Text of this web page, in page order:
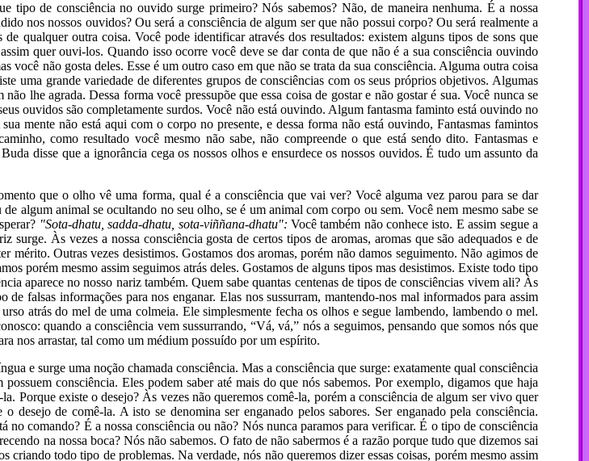
tipo de consciência no ouvido surge primeiro? Nós sabemos? Não, de maneira nenhuma. É a nossa
nos nossos ouvidos? Ou será a consciência de algum ser que não possui corpo? Ou será realmente a
qualquer outra coisa. Você pode identificar através dos resultados: existem alguns tipos de sons que
quer ouvi-los. Quando isso ocorre você deve se dar conta de que não é a sua consciência ouvindo
não gosta deles. Esse é um outro caso em que não se trata da sua consciência. Alguma outra coisa
uma grande variedade de diferentes grupos de consciências com os seus próprios objetivos. Algumas
lhe agrada. Dessa forma você pressupõe que essa coisa de gostar e não gostar é sua. Você nunca se
ouvidos são completamente surdos. Você não está ouvindo. Algum fantasma faminto está ouvindo no
mente não está aqui com o corpo no presente, e dessa forma não está ouvindo, Fantasmas famintos
como resultado você mesmo não sabe, não compreende o que está sendo dito. Fantasmas e
disse que a ignorância cega os nossos olhos e ensurdece os nossos ouvidos. É tudo um assunto da
que o olho vê uma forma, qual é a consciência que vai ver? Você alguma vez parou para se dar
algum animal se ocultando no seu olho, se é um animal com corpo ou sem. Você nem mesmo sabe se
"Sota-dhatu, sadda-dhatu, sota-viññana-dhatu": Você também não conhece isto. E assim segue a
surge. Às vezes a nossa consciência gosta de certos tipos de aromas, aromas que são adequados e de
mérito. Outras vezes desistimos. Gostamos dos aromas, porém não damos seguimento. Não agimos de
porém mesmo assim seguimos atrás deles. Gostamos de alguns tipos mas desistimos. Existe todo tipo
aparece no nosso nariz também. Quem sabe quantas centenas de tipos de consciências vivem ali? Às
falsas informações para nos enganar. Elas nos sussurram, mantendo-nos mal informados para assim
atrás do mel de uma colmeia. Ele simplesmente fecha os olhos e segue lambendo, lambendo o mel.
quando a consciência vem sussurrando, “Vá, vá,” nós a seguimos, pensando que somos nós que
nos arrastar, tal como um médium possuído por um espírito.
e surge uma noção chamada consciência. Mas a consciência que surge: exatamente qual consciência
consciência. Eles podem saber até mais do que nós sabemos. Por exemplo, digamos que haja
Porque existe o desejo? Às vezes não queremos comê-la, porém a consciência de algum ser vivo quer
desejo de comê-la. A isto se denomina ser enganado pelos sabores. Ser enganado pela consciência.
comando? É a nossa consciência ou não? Nós nunca paramos para verificar. É o tipo de consciência
na nossa boca? Nós não sabemos. O fato de não sabermos é a razão porque tudo que dizemos sai
todo tipo de problemas. Na verdade, nós não queremos dizer essas coisas, porém mesmo assim